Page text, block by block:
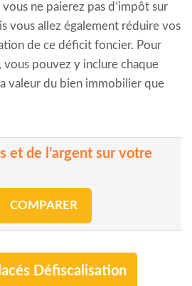
ne paierez pas d’impôt sur
vous allez également réduire vos
de ce déficit foncier. Pour
pouvez y inclure chaque
valeur du bien immobilier que
et de l’argent sur votre
COMPARER
Défiscalisation